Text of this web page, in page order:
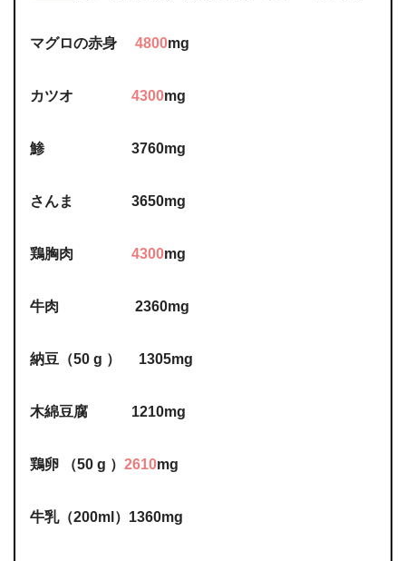
マグロの赤身 4800mg
カツオ 4300mg
鯵 3760mg
さんま 3650mg
鶏胸肉 4300mg
牛肉 2360mg
納豆（50 g ） 1305mg
木綿豆腐 1210mg
鶏卵 （50 g ） 2610mg
牛乳（200ml）1360mg